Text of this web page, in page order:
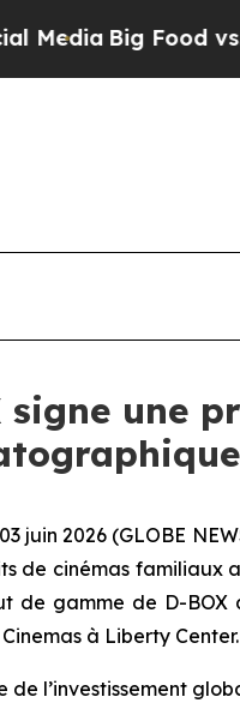
Big Food vs. The
signe une
juin 2026 (GLOBE
de cinémas familiaux
de gamme de D-BOX
Cinemas à Liberty Center.
de l’investissement